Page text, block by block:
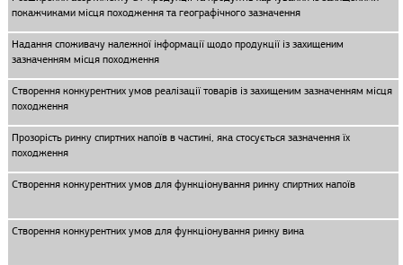
покажчиками місця походження та географічного зазначення
Надання споживачу належної інформації щодо продукції із захищеним
зазначенням місця походження
Створення конкурентних умов реалізації товарів із захищеним зазначенням місця
походження
Прозорість ринку спиртних напоїв в частині, яка стосується зазначення їх
походження
Створення конкурентних умов для функціонування ринку спиртних напоїв
Створення конкурентних умов для функціонування ринку вина